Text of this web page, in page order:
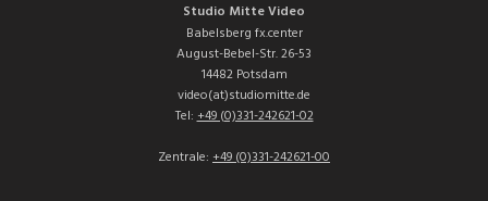
Studio Mitte Video
Babelsberg fx.center
August-Bebel-Str. 26-53
14482 Potsdam
video(at)studiomitte.de
Tel:+49 (0)331-242621-02
Zentrale: +49 (0)331-242621-00